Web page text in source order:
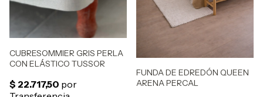
CUBRESOMMIER GRIS PERLA
CON ELÁSTICO TUSSOR
FUNDA DE EDREDÓN QUEEN
ARENA PERCAL